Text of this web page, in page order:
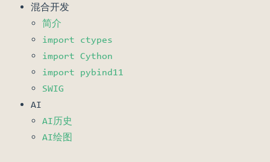
混合开发
简介
import ctypes
import Cython
import pybind11
SWIG
AI
AI历史
AI绘图